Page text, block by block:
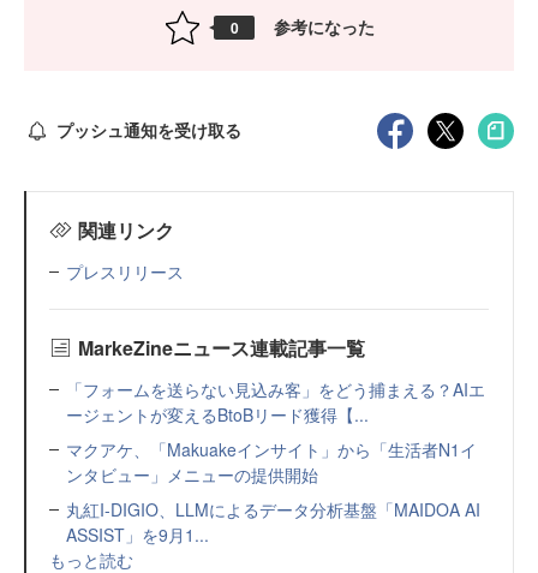
0 参考になった
プッシュ通知を受け取る
関連リンク
プレスリリース
MarkeZineニュース連載記事一覧
「フォームを送らない見込み客」をどう捕まえる？AIエ
ージェントが変えるBtoBリード獲得【...
マクアケ、「Makuakeインサイト」から「生活者N1イ
ンタビュー」メニューの提供開始
丸紅I-DIGIO、LLMによるデータ分析基盤「MAIDOA AI
ASSIST」を9月1...
もっと読む